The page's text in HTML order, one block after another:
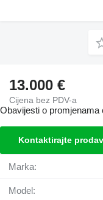
13.000 €
Cijena bez PDV-a
Obavijesti o promjenama
Kontaktirajte
Marka:
Model: